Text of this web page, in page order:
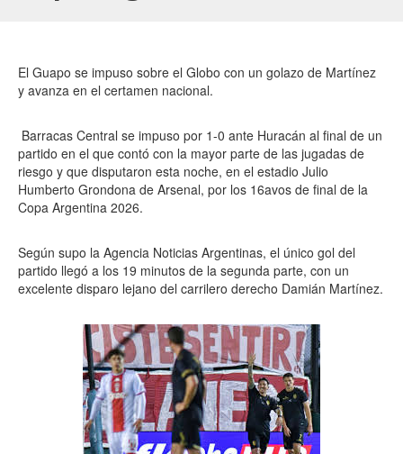
El Guapo se impuso sobre el Globo con un golazo de Martínez
y avanza en el certamen nacional.
Barracas Central se impuso por 1-0 ante Huracán al final de un
partido en el que contó con la mayor parte de las jugadas de
riesgo y que disputaron esta noche, en el estadio Julio
Humberto Grondona de Arsenal, por los 16avos de final de la
Copa Argentina 2026.
Según supo la Agencia Noticias Argentinas, el único gol del
partido llegó a los 19 minutos de la segunda parte, con un
excelente disparo lejano del carrilero derecho Damián Martínez.